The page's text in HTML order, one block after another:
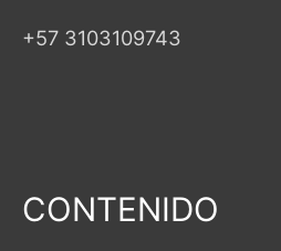
+57 3103109743
CONTENIDO